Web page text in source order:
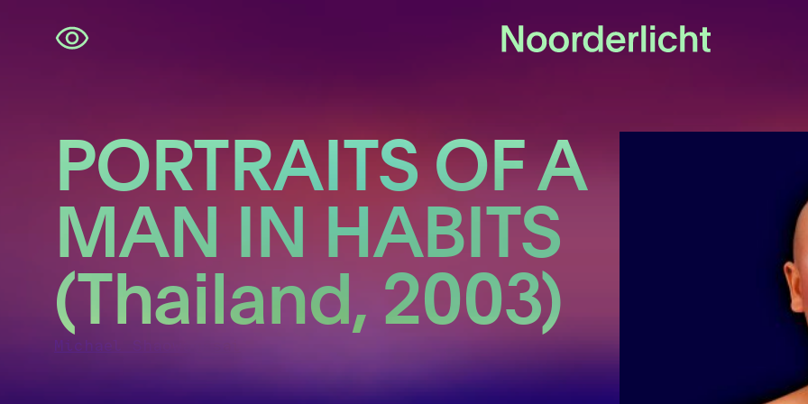
Navigatie
overslaan
PORTRAITS OF A
MAN IN HABITS
(Thailand, 2003)
Michael Shaowanasai